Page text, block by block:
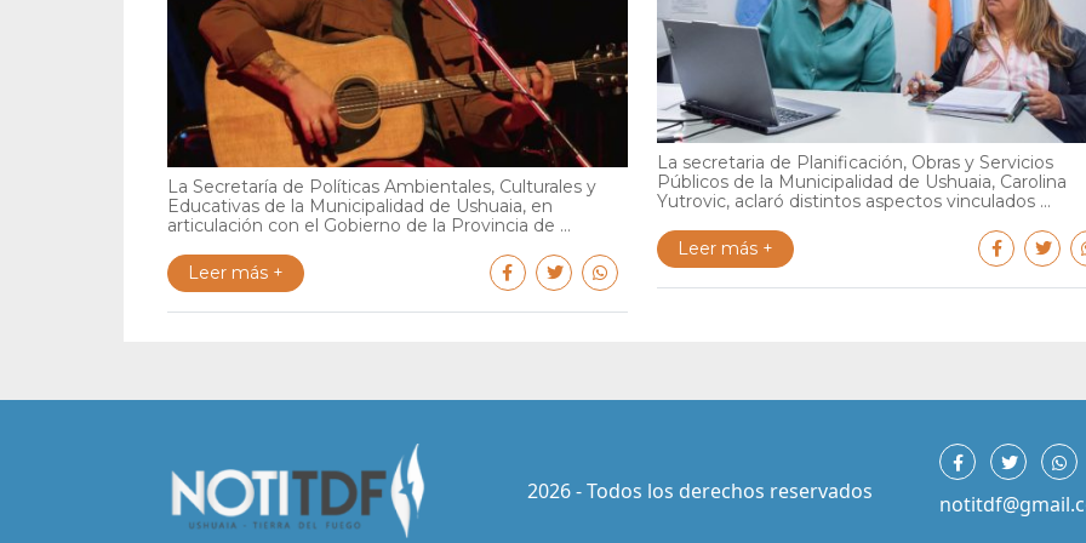
La Secretaría de Políticas Ambientales, Culturales y
Educativas de la Municipalidad de Ushuaia, en
articulación con el Gobierno de la Provincia de ...
Leer más +
La secretaria de Planificación, Obras y Servicios
Públicos de la Municipalidad de Ushuaia, Carolina
Yutrovic, aclaró distintos aspectos vinculados ...
Leer más +
2026 - Todos los derechos reservados